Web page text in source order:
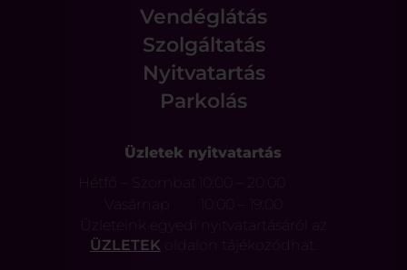
Vendéglátás
Szolgáltatás
Nyitvatartás
Parkolás
Üzletek nyitvatartás
Hétfő – Szombat
10:00 – 20:00
Vasárnap
Üzleteink egyedi nyitvatartásáról az
ÜZLETEK oldalon tájékozódhat.